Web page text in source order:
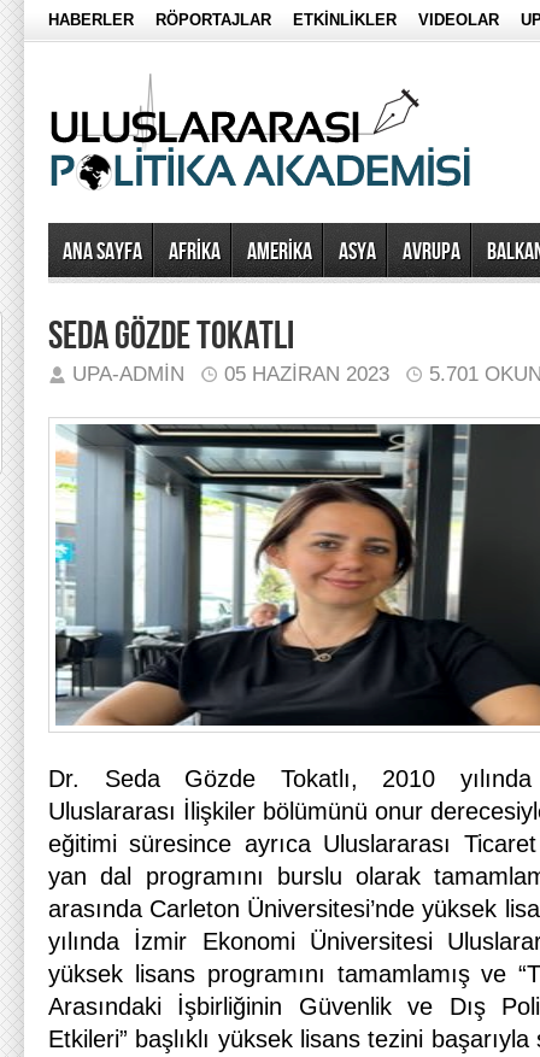
HABERLER RÖPORTAJLAR ETKİNLİKLER VIDEOLAR
Ana Sayfa AFRİKA AMERİKA ASYA AVRUPA
SEDA GÖZDE TOKATLI
UPA-ADMIN 05 HAZIRAN 2023 5.701
Dr. Seda Gözde Tokatlı, 2010 yılında
Uluslararası İlişkiler bölümünü onur
eğitimi süresince ayrıca Uluslararası
yan dal programını burslu olarak
arasında Carleton Üniversitesi’nde yüksek
yılında İzmir Ekonomi Üniversitesi
yüksek lisans programını tamamlamış ve
Arasındaki İşbirliğinin Güvenlik ve Dış
Etkileri” başlıklı yüksek lisans tezini